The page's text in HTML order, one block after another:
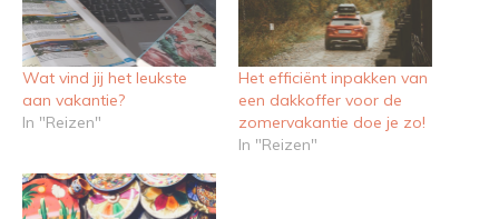
Wat vind jij het leukste
aan vakantie?
In "Reizen"
Het efficiënt inpakken van
een dakkoffer voor de
zomervakantie doe je zo!
In "Reizen"